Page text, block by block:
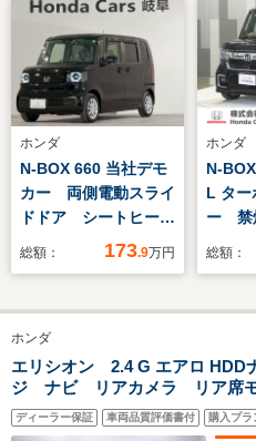
ホンダ
N-BOX 660 当社デモ
カー 両側電動スライ
ドドア シートヒータ
総額： 173.9万円
ホンダ
N-
L ター
ー 禁
ズメ
ンダ
ドラ
シー
ドカ
総額：
ホンダ
エリシオン 2.4 G エアロ HDD
ジ ナビ リアカメラ リア席
ライド コーナーセンサー
アルミ フォグ ベンチシート
ディーラー保証 車両品質評価書付 購入プラ